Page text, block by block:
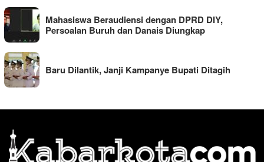
Mahasiswa Beraudiensi dengan DPRD DIY,
Persoalan Buruh dan Danais Diungkap
Baru Dilantik, Janji Kampanye Bupati Ditagih